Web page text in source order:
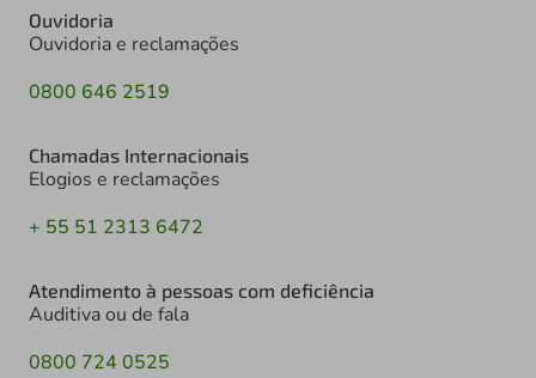
Ouvidoria
Ouvidoria e reclamações
0800 646 2519
Chamadas Internacionais
Elogios e reclamações
+ 55 51 2313 6472
Atendimento à pessoas com deficiência
Auditiva ou de fala
0800 724 0525